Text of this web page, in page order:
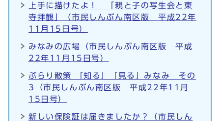
上手に描けたよ！ 「親と子の写生会と東
寺拝観」（市民しんぶん南区版 平成22年
11月15日号）
みなみの広場（市民しんぶん南区版 平成
22年11月15日号）
ぶらり散策 「知る」「見る」みなみ その
3（市民しんぶん南区版 平成22年11月
15日号）
新しい保険証は届きましたか？（市民しん